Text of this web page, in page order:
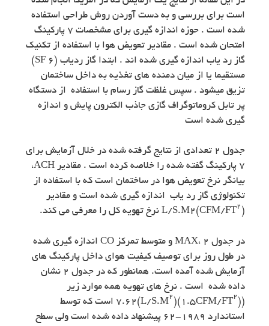
است برای بررسی و به دست آوردن روش طراحی استفاده
شده است . حوزه اندازه گیری برای مشخصات ۷ پارکینگ
امتحان شده است . مقادیر تعویض هوا با استفاده از تکنیک
گاز رد یاب اندازه گیری شده اند . ابتدا گاز ردیاب (SF 6)
مستقیما یا از میان دمنده های تغذیه به داخل ساختمان
تزیق میشود . سپس غلظت گاز رسام با استفاده از دستگاه
پر تابل کروماتوگراف گازی جاذب الکترون پایش و اندازه
گیری شده است
جدول ۲ تعدادی از نتایج گرفته شده در خلال آزمایش برای
۷ پارکینگ گفته شده را خلاصه کرده است . مقادیر ACH،
بیانگر نرخ تعویض هوا در ساختمان است که با استفاده از
تکنولوژی گاز رد یاب اندازه گیری شده است و مقادیر
L/S.M2(CFM/FT۲ ) نرخ تهویه کل را معرفی می کند.
در جدول ۲ ،MAX و متوسط تمرکز CO اندازه گیری شده
در طول روز برای توصیف کیفیت هوای داخل پارکینگ های
آزمایش شده آمده است. همانطور که در جدول ۲ نشان
داده شده است . نرخ های تهویه همه موارد زیر
((۱.۵CFM/FT ۲ )۷.۶۲(L/S.M ۲
) است که توسط
استاندارد ۱۹۸۹-۶۲ پیشنهاد داده شده است ولی سطح